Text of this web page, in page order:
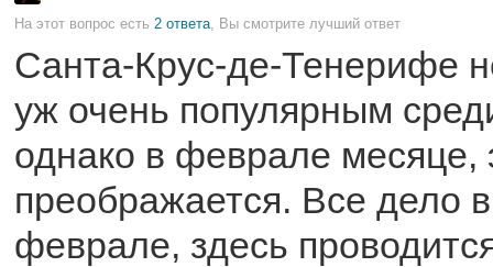
На этот вопрос есть 2 ответа , Вы смотрите лучший ответ
Санта-Крус-де-Тенерифе
уж очень популярным
однако в феврале месяце,
преображается. Все дело
феврале, здесь